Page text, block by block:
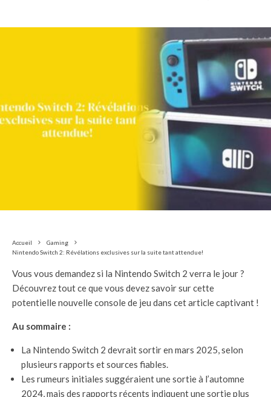
Accueil
Gaming
Nintendo Switch 2: Révélations exclusives sur la suite tant attendue!
Vous vous demandez si la Nintendo Switch 2 verra le jour ?
Découvrez tout ce que vous devez savoir sur cette
potentielle nouvelle console de jeu dans cet article captivant !
Au sommaire :
La Nintendo Switch 2 devrait sortir en mars 2025, selon
plusieurs rapports et sources fiables.
Les rumeurs initiales suggéraient une sortie à l’automne
2024, mais des rapports récents indiquent une sortie plus